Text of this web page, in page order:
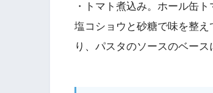
・トマト煮込み。ホール缶
塩コショウと砂糖で味を整
り、パスタのソースのベース